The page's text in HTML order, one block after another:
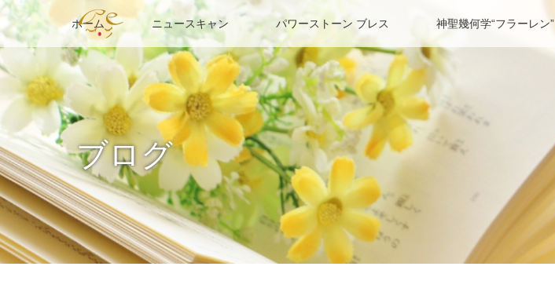
ホーム ニュースキャン パワーストーン ブレス 神聖幾何学“フラーレン”
ブログ